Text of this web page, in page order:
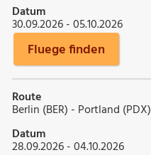
Datum
30.09.2026 - 05.10.2026
Fluege finden
Route
Berlin (BER) - Portland (PDX)
Datum
28.09.2026 - 04.10.2026